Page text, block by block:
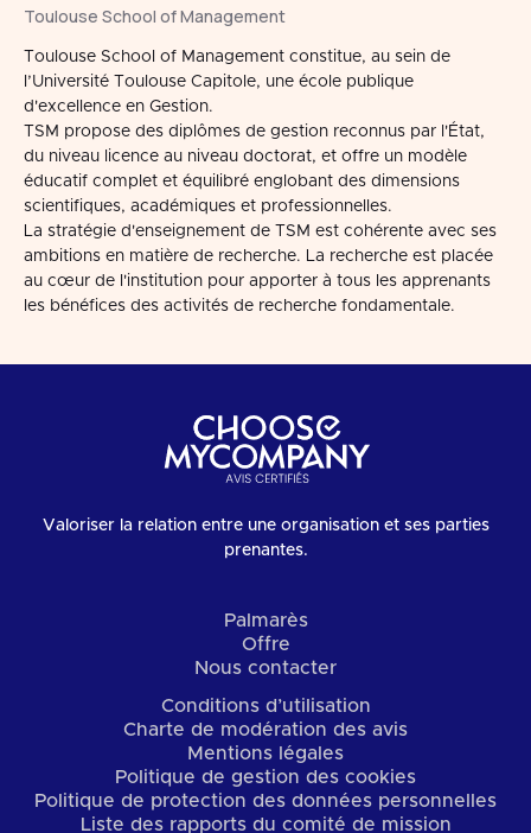
Toulouse School of Management
Toulouse School of Management constitue, au sein de
l’Université Toulouse Capitole, une école publique
d'excellence en Gestion.
TSM propose des diplômes de gestion reconnus par l'État,
du niveau licence au niveau doctorat, et offre un modèle
éducatif complet et équilibré englobant des dimensions
scientifiques, académiques et professionnelles.
La stratégie d'enseignement de TSM est cohérente avec ses
ambitions en matière de recherche. La recherche est placée
au cœur de l'institution pour apporter à tous les apprenants
les bénéfices des activités de recherche fondamentale.
Valoriser la relation entre une organisation et ses parties
prenantes.
Palmarès
Offre
Nous contacter
Conditions d’utilisation
Charte de modération des avis
Mentions légales
Politique de gestion des cookies
Politique de protection des données personnelles
Liste des rapports du comité de mission